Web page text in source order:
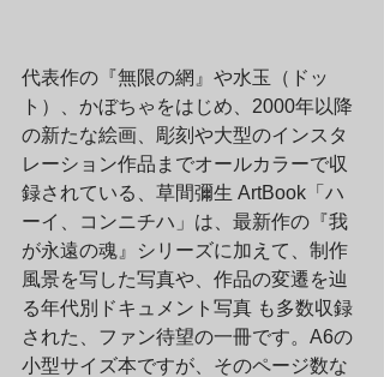
代表作の『無限の網』や水玉（ドッ
ト）、かぼちゃをはじめ、2000年以降
の新たな絵画、彫刻や大型のインスタ
レーション作品までオールカラーで収
録されている、草間彌生 ArtBook「ハ
ーイ、コンニチハ」は、最新作の『我
が永遠の魂』シリーズに加えて、制作
風景を写した写真や、作品の変遷を辿
る年代別ドキュメント写真 も多数収録
された、ファン待望の一冊です。A6の
小型サイズ本ですが、そのページ数な